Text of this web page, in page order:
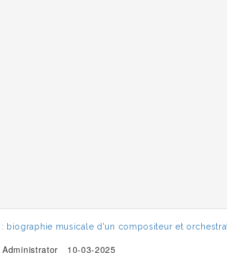
: biographie musicale d'un compositeur et
Administrator 10-03-2025